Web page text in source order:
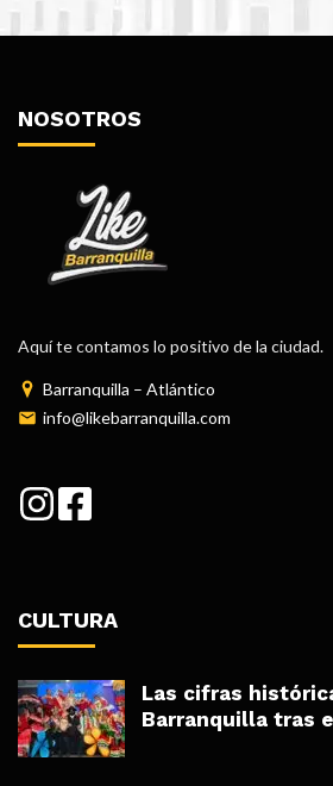
NOSOTROS
Aquí te contamos lo positivo de la ciudad.
Barranquilla – Atlántico
info@likebarranquilla.com
CULTURA
Las cifras
Barranquilla tras